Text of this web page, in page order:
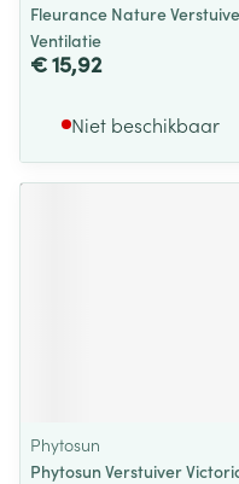
Fleurance Nature
Ventilatie
€ 15,92
Niet beschikbaar
Phytosun
Phytosun Verstuiver